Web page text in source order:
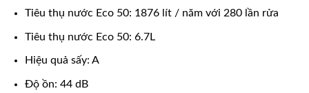
Tiêu thụ nước Eco 50: 1876 lít / năm với 280 lần rửa
Tiêu thụ nước Eco 50: 6.7L
Hiệu quả sấy: A
Độ ồn: 44 dB